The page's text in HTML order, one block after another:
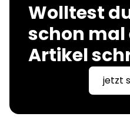
Wolltest
schon mal
Artikel
jetzt